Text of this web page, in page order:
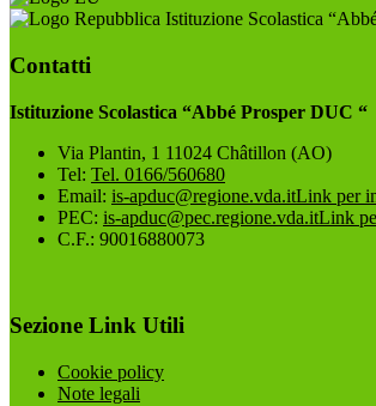
Istituzione Scolastica
Contatti
Istituzione Scolastica “Abbé Prosper DUC “
Via Plantin, 1 11024 Châtillon (AO)
Tel: Tel. 0166/560680
Email: is-apduc@regione.vda.itLink per
PEC: is-apduc@pec.regione.vda.itLink
C.F.: 90016880073
Sezione Link Utili
Cookie policy
Note legali